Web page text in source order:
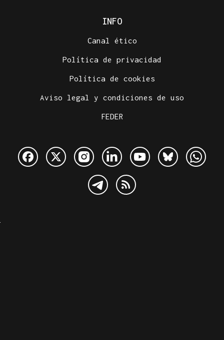
INFO
Canal ético
Política de privacidad
Política de cookies
Aviso legal y condiciones de uso
FEDER